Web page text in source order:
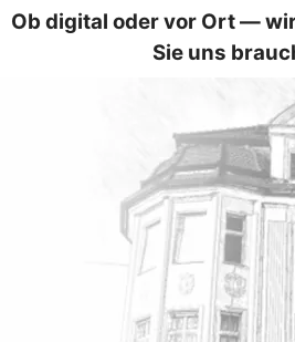
Ob digital oder vor Ort —
Sie uns